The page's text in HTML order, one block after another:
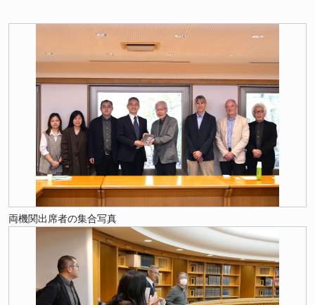
両機関出席者の集合写真